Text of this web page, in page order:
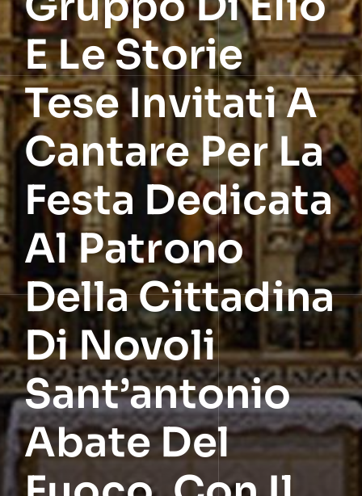
E Le Storie
Tese Invitati A
Cantare Per La
Festa Dedicata
Al Patrono
Della Cittadina
Di Novoli
Sant’antonio
Abate Del